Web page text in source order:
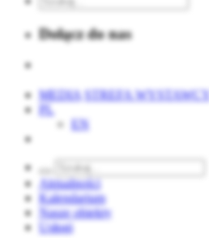
Dołącz do nas
MEDIA STREFA WYSTAWCY
PL
EN
Aktualności
Kalendarium
Nasze obiekty
Usługi